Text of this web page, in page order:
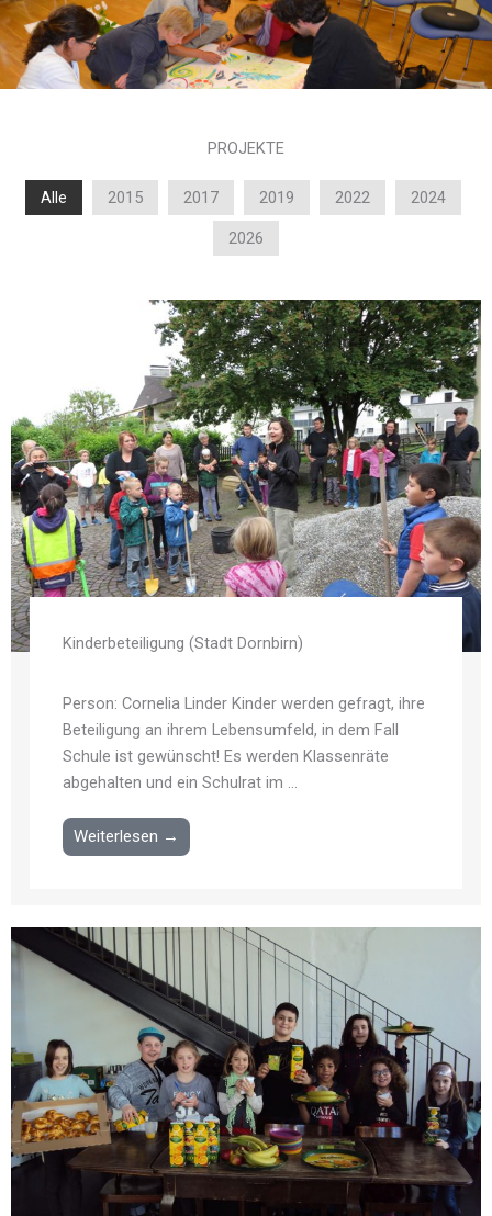
PROJEKTE
Alle 2015 2017 2019 2022 2024
2026
Kinderbeteiligung (Stadt Dornbirn)
Person: Cornelia Linder Kinder werden gefragt, ihre
Beteiligung an ihrem Lebensumfeld, in dem Fall
Schule ist gewünscht! Es werden Klassenräte
abgehalten und ein Schulrat im ...
Weiterlesen →